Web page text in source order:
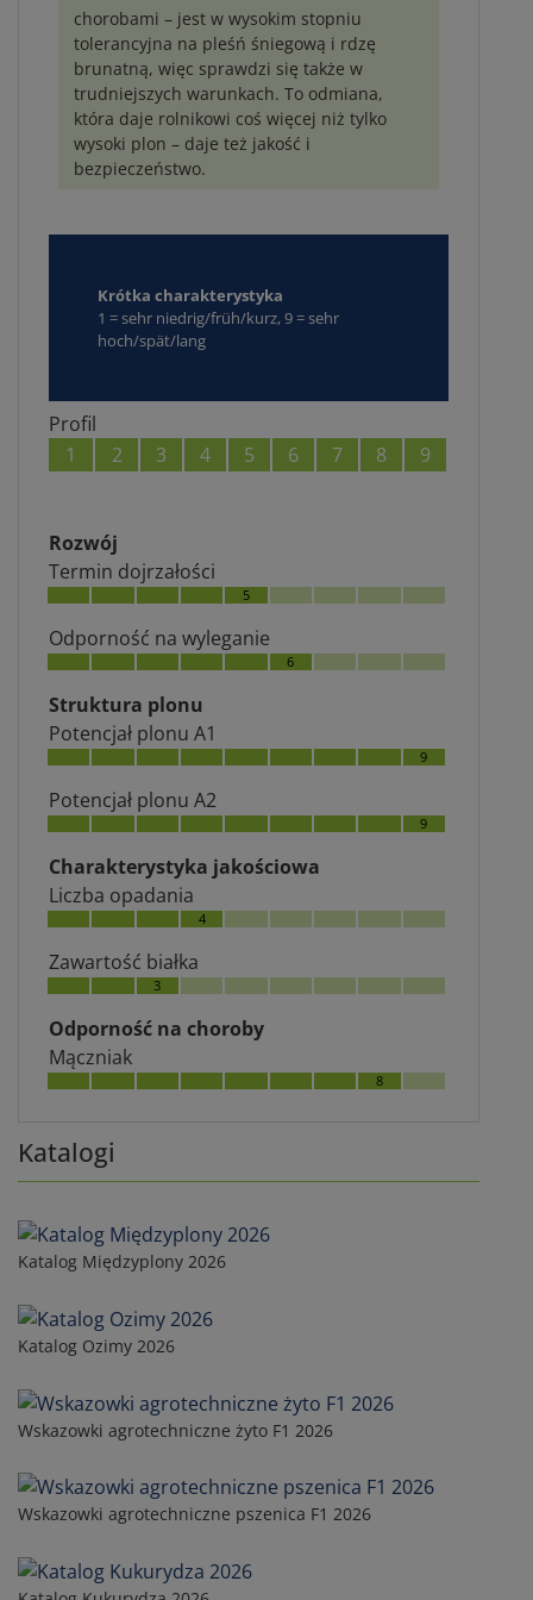
Katalogi
Katalog Międzyplony 2026
Katalog Ozimy 2026
Wskazowki agrotechniczne żyto F1 2026
Wskazowki agrotechniczne pszenica F1 2026
chorobami – jest w wysokim stopniu
tolerancyjna na pleśń śniegową i rdzę
brunatną, więc sprawdzi się także w
trudniejszych warunkach. To odmiana,
która daje rolnikowi coś więcej niż tylko
wysoki plon – daje też jakość i
bezpieczeństwo.
Krótka charakterystyka
1 = sehr niedrig/früh/kurz, 9 = sehr
hoch/spät/lang
Profil
1
2 3 4 5 6 7 8 9
Rozwój
Termin dojrzałości
5
Odporność na wyleganie
6
Struktura plonu
Potencjał plonu A1
9
Potencjał plonu A2
9
Charakterystyka jakościowa
Liczba opadania
4
Zawartość białka
3
Odporność na choroby
Mączniak
8